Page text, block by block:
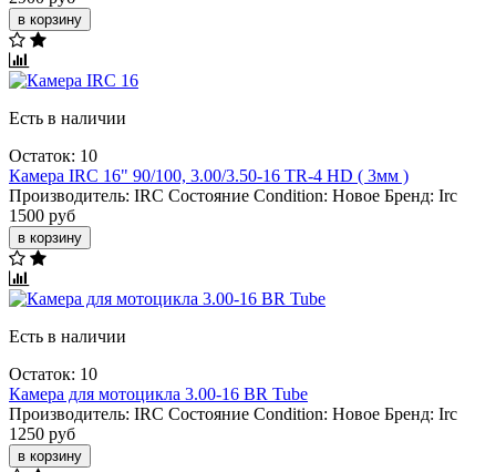
в корзину
Есть в наличии
Остаток: 10
Камера IRC 16" 90/100, 3.00/3.50-16 TR-4 HD ( 3мм )
Производитель: IRC Состояние Condition: Новое Бренд: Irc
1500 руб
в корзину
Есть в наличии
Остаток: 10
Камера для мотоцикла 3.00-16 BR Tube
Производитель: IRC Состояние Condition: Новое Бренд: Irc
1250 руб
в корзину